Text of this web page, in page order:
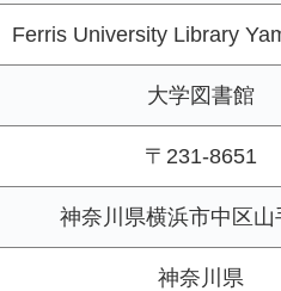
Ferris University Library
大学図書館
〒231-8651
神奈川県横浜市中区山
神奈川県